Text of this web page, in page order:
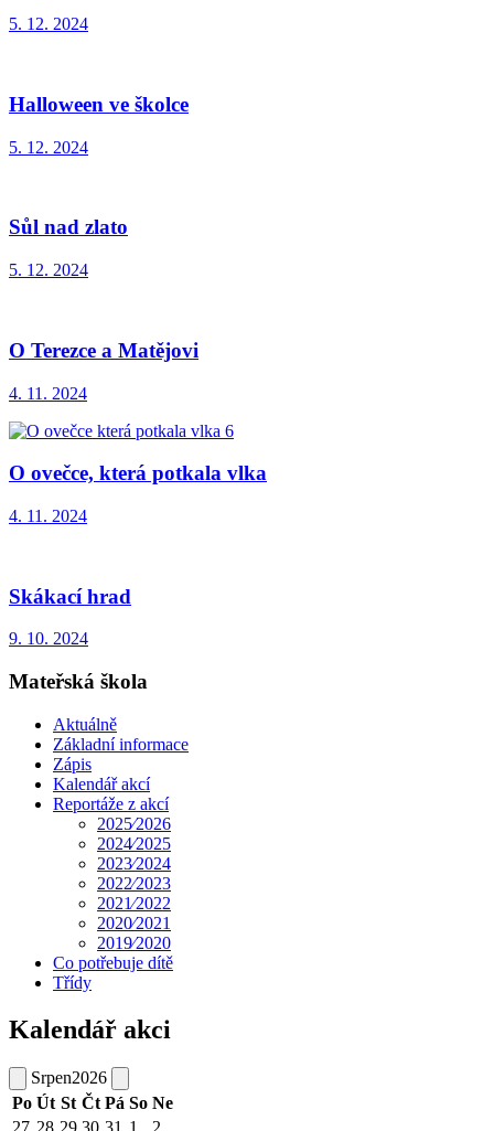
5. 12. 2024
Halloween ve školce
5. 12. 2024
Sůl nad zlato
5. 12. 2024
O Terezce a Matějovi
4. 11. 2024
O ovečce, která potkala vlka
4. 11. 2024
Skákací hrad
9. 10. 2024
Mateřská škola
Aktuálně
Základní informace
Zápis
Kalendář akcí
Reportáže z akcí
2025⁄2026
2024⁄2025
2023⁄2024
2022⁄2023
2021⁄2022
2020⁄2021
2019⁄2020
Co potřebuje dítě
Třídy
Kalendář akci
Srpen2026
Po Út St Čt Pá So Ne
27 28 29 30 31 1
2